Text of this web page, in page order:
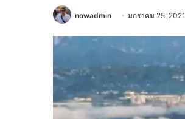
nowadmin มกราคม 25, 2021